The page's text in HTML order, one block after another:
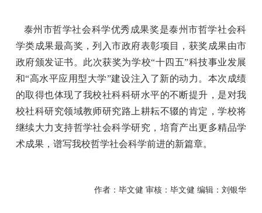
泰州市哲学社会科学优秀成果奖是泰州市哲学社会科
学类成果最高奖，列入市政府表彰项目，获奖成果由市
政府颁发证书。此次获奖为学校“十四五”科技事业发展
和“高水平应用型大学”建设注入了新的动力。本次成绩
的取得也体现了我校社科科研水平的不断提升，是对我
校社科研究领域教师研究路上耕耘不辍的肯定，学校将
继续大力支持哲学社会科学研究，培育产出更多精品学
术成果，谱写我校哲学社会科学前进的新篇章。
作者：毕文健 审核：毕文健 编辑：刘银华